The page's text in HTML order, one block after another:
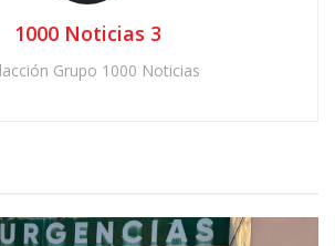
1000 Noticias 3
Grupo 1000 Noticias